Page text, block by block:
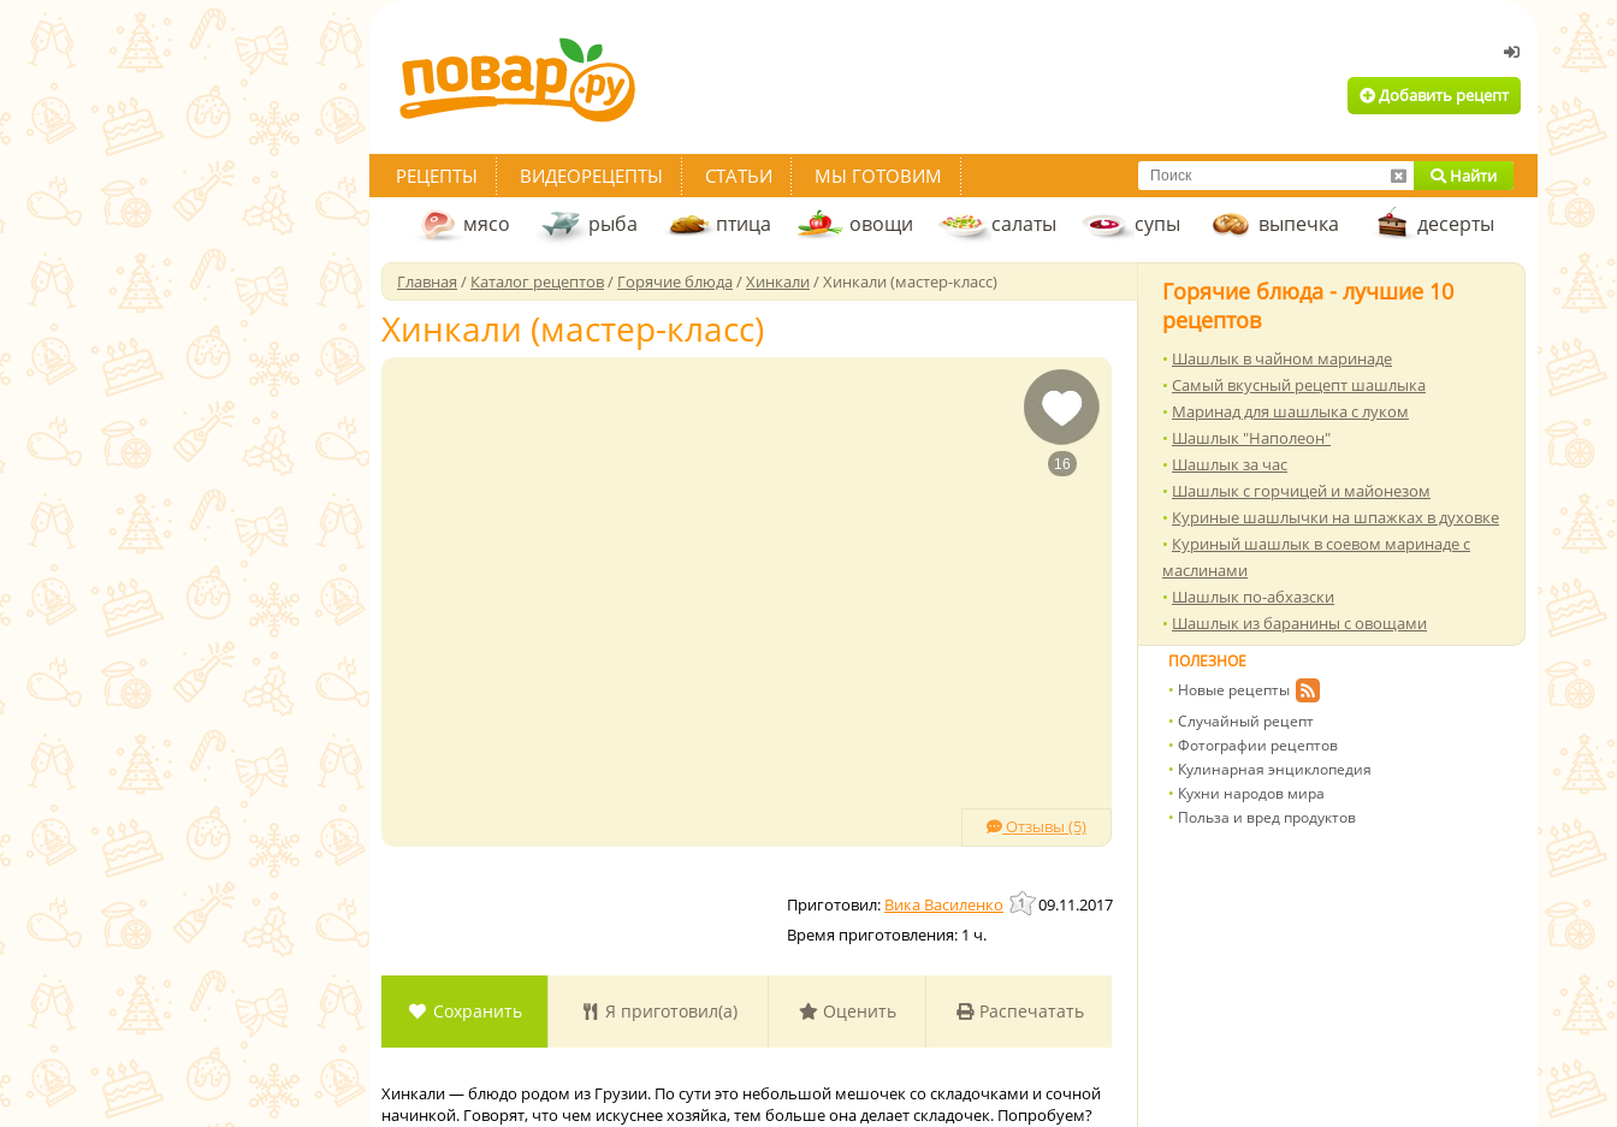
Добавить рецепт
РЕЦЕПТЫ ВИДЕОРЕЦЕПТЫ СТАТЬИ МЫ ГОТОВИМ Найти
мясо рыба птица овощи салаты супы выпечка десерты
Главная / Каталог рецептов/ Горячие блюда/Хинкали /Хинкали (мастер-класс)
Хинкали (мастер-класс)
Отзывы (5)
16
Вика Василенко
09.11.2017
Время приготовления: 1 ч.
Сохранить Я приготовил(а) Оценить Распечатать
Хинкали — блюдо родом из Грузии. По сути это небольшой мешочек со складочками и сочной
начинкой. Говорят, что чем искуснее хозяйка, тем больше она делает складочек. Попробуем?
Горячие блюда - лучшие 10
рецептов
Шашлык в чайном маринаде
Самый вкусный рецепт шашлыка
Маринад для шашлыка с луком
Шашлык "Наполеон"
Шашлык за час
Шашлык с горчицей и майонезом
Куриные шашлычки на шпажках в духовке
Куриный шашлык в соевом маринаде с
маслинами
Шашлык по-абхазски
Шашлык из баранины с овощами
ПОЛЕЗНОЕ
Новые рецепты
Случайный рецепт
Фотографии рецептов
Кулинарная энциклопедия
Кухни народов мира
Польза и вред продуктов